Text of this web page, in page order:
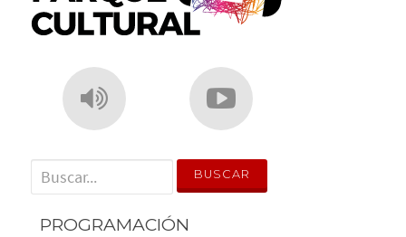
' . __('Search for:') . '
PROGRAMACIÓN